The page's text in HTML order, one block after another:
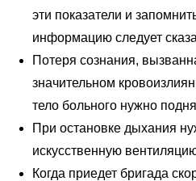
эти показатели и
информацию следует
Потеря сознания,
значительном
тело больного нужно
При остановке дыхания
искусственную
Когда приедет бригада